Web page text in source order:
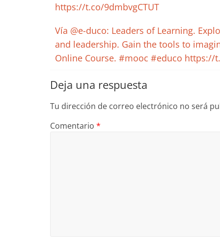
https://t.co/9dmbvgCTUT
Vía @e-duco: Leaders of Learning.
and leadership. Gain the tools to
Online Course. #mooc #educo https://
Deja una respuesta
Tu dirección de correo electrónico no será
Comentario *